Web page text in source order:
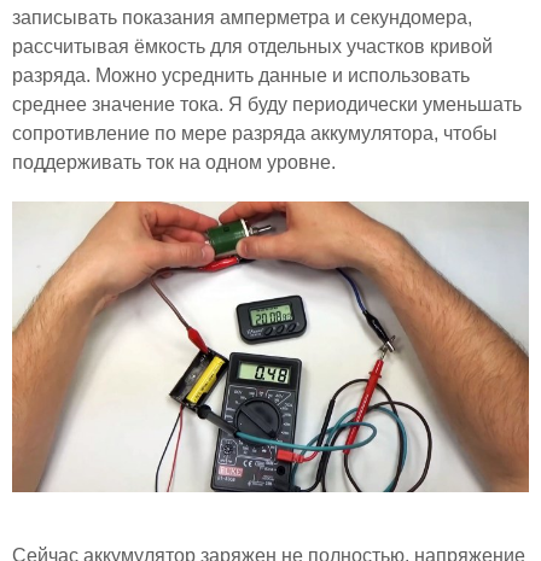
записывать показания амперметра и секундомера,
рассчитывая ёмкость для отдельных участков кривой
разряда. Можно усреднить данные и использовать
среднее значение тока. Я буду периодически уменьшать
сопротивление по мере разряда аккумулятора, чтобы
поддерживать ток на одном уровне.
Сейчас аккумулятор заряжен не полностью, напряжение